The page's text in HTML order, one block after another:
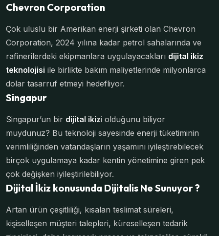
Chevron Corporation
Çok uluslu bir Amerikan enerji şirketi olan Chevron
Corporation, 2024 yılına kadar petrol sahalarında ve
rafinerilerdeki ekipmanlara uygulayacakları dijital ikiz
teknolojisi ile birlikte bakım maliyetlerinde milyonlarca
dolar tasarruf etmeyi hedefliyor.
Singapur
Singapur’un bir dijital ikizi olduğunu biliyor
muydunuz? Bu teknoloji sayesinde enerji tüketiminin
verimliliğinden vatandaşların yaşamını iyileştirebilecek
birçok uygulamaya kadar kentin yönetimine giren pek
çok değişken iyileştirilebiliyor.
Dijital İkiz konusunda Dijitalis Ne Sunuyor ?
Artan ürün çeşitliliği, kısalan teslimat süreleri,
kişiselleşen müşteri talepleri, küreselleşen tedarik